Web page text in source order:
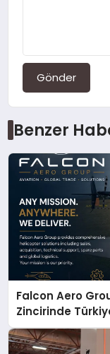
Gönder
Benzer
Falcon Aero
Zincirinde